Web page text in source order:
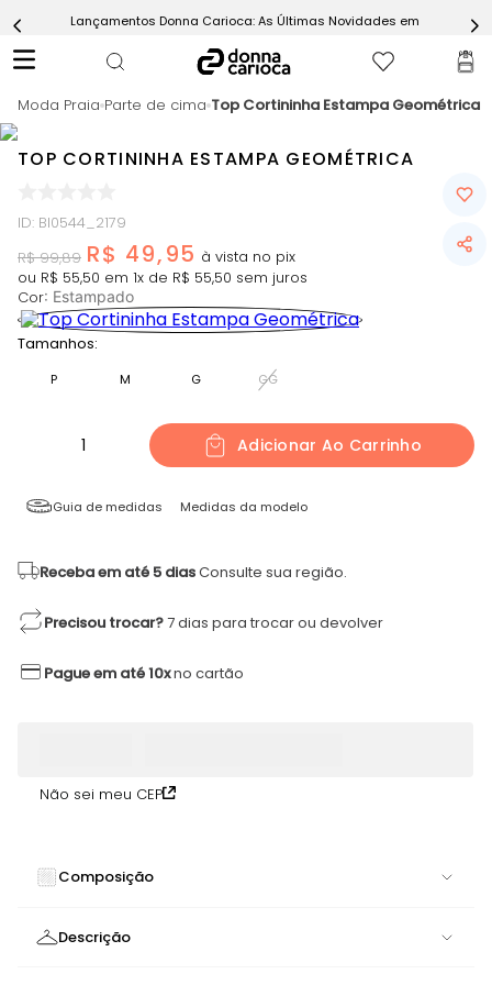
Lançamentos Donna Carioca: As Últimas Novidades em Moda
Moda Praia Parte de cima Top Cortininha Estampa Geométrica
TOP CORTININHA ESTAMPA GEOMÉTRICA
ID: BI0544_2179
R$ 99,89 R$ 49,95
ou R$ 55,50 em 1x de R$ 55,50 sem juros
Cor: Estampado
Tamanhos:
P M G GG
1 Adicionar Ao Carrinho
Guia de medidas Medidas da modelo
Receba em até 5 diasConsulte sua região.
Precisou trocar?7 dias para trocar ou devolver
Pague em até 10xno cartão
Não sei meu CEP
Composição
Descrição
Short
Epic Vermelho
7º Conjunto
10ºMacaquinho